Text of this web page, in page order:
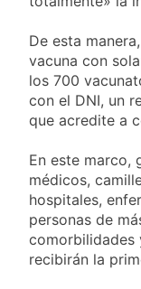
De esta
vacuna con
los 700
con el DNI, un
que acredite a
En este marco,
médicos,
hospitales,
personas de
comorbilidades
recibirán la